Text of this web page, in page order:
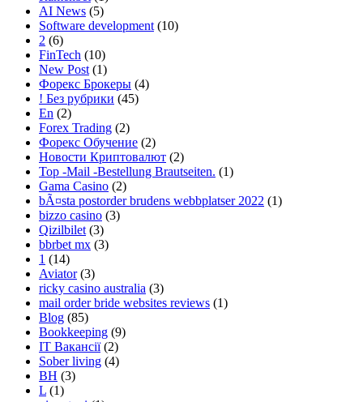
AI News (5)
Software development (10)
2 (6)
FinTech (10)
New Post (1)
Форекс Брокеры (4)
! Без рубрики (45)
En (2)
Forex Trading (2)
Форекс Обучение (2)
Новости Криптовалют (2)
Top -Mail -Bestellung Brautseiten. (1)
Gama Casino (2)
bÃ¤sta postorder brudens webbplatser 2022 (1)
bizzo casino (3)
Qizilbilet (3)
bbrbet mx (3)
1 (14)
Aviator(3)
ricky casino australia (3)
mail order bride websites reviews (1)
Blog (85)
Bookkeeping (9)
IT Вакансії(2)
Sober living (4)
BH (3)
L (1)